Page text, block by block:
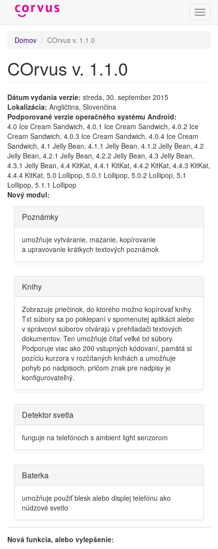
Skočiť
obsah
Domov
COrvus v. 1.1.0
COrvus v. 1.1.0
Dátum vydania verzie: streda, 30. september 2015
Lokalizácia: Angličtina, Slovenčina
Podporované verzie operačného systému Android:
4.0 Ice Cream Sandwich, 4.0.1 Ice Cream Sandwich, 4.0.2 Ice
Cream Sandwich, 4.0.3 Ice Cream Sandwich, 4.0.4 Ice Cream
Sandwich, 4.1 Jelly Bean, 4.1.1 Jelly Bean, 4.1.2 Jelly Bean, 4.2
Jelly Bean, 4.2.1 Jelly Bean, 4.2.2 Jelly Bean, 4.3 Jelly Bean,
4.3.1 Jelly Bean, 4.4 KitKat, 4.4.1 KitKat, 4.4.2 KitKat, 4.4.3 KitKat,
4.4.4 KitKat, 5.0 Lollipop, 5.0.1 Lollipop, 5.0.2 Lollipop, 5.1
Lollipop, 5.1.1 Lollipop
Nový modul:
Skryť
Poznámky
umožňuje vytváranie, mazanie, kopírovanie
a upravovanie krátkych textových poznámok
Skryť
Knihy
Zobrazuje priečinok, do ktorého možno kopírovať knihy.
Txt súbory sa po poklepaní v spomenutej aplikácii alebo
v správcovi súborov otvárajú v prehliadači textových
dokumentov. Ten umožňuje čítať veľké txt súbory.
Podporuje viac ako 200 vstupných kódovaní, pamätá si
pozíciu kurzora v rozčítaných knihách a umožňuje
pohyb po nadpisoch, pričom znak pre nadpisy je
konfigurovateľný.
Skryť
Detektor svetla
funguje na telefónoch s ambient light senzorom
Skryť
Baterka
umožňuje použiť blesk alebo displej telefónu ako
núdzové svetlo
Nová funkcia, alebo vylepšenie: